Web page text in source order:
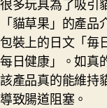
「貓草果」的產
包裝上的日文「毎
每日健康」。如真
該產品真的能維持
導致腸道阻塞。